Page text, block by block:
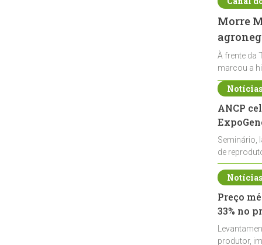
Morre
À frente da
marcou a
ANCP
Seminário,
de
durante a
Preço
33% no
produtor,